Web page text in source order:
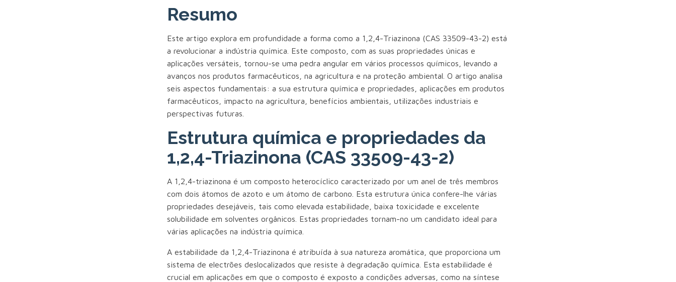
Resumo
Este artigo explora em profundidade a forma como a 1,2,4-Triazinona (CAS 33509-43-2) está
a revolucionar a indústria química. Este composto, com as suas propriedades únicas e
aplicações versáteis, tornou-se uma pedra angular em vários processos químicos, levando a
avanços nos produtos farmacêuticos, na agricultura e na proteção ambiental. O artigo analisa
seis aspectos fundamentais: a sua estrutura química e propriedades, aplicações em produtos
farmacêuticos, impacto na agricultura, benefícios ambientais, utilizações industriais e
perspectivas futuras.
Estrutura química e propriedades da
1,2,4-Triazinona (CAS 33509-43-2)
A 1,2,4-triazinona é um composto heterocíclico caracterizado por um anel de três membros
com dois átomos de azoto e um átomo de carbono. Esta estrutura única confere-lhe várias
propriedades desejáveis, tais como elevada estabilidade, baixa toxicidade e excelente
solubilidade em solventes orgânicos. Estas propriedades tornam-no um candidato ideal para
várias aplicações na indústria química.
A estabilidade da 1,2,4-Triazinona é atribuída à sua natureza aromática, que proporciona um
sistema de electrões deslocalizados que resiste à degradação química. Esta estabilidade é
crucial em aplicações em que o composto é exposto a condições adversas, como na síntese